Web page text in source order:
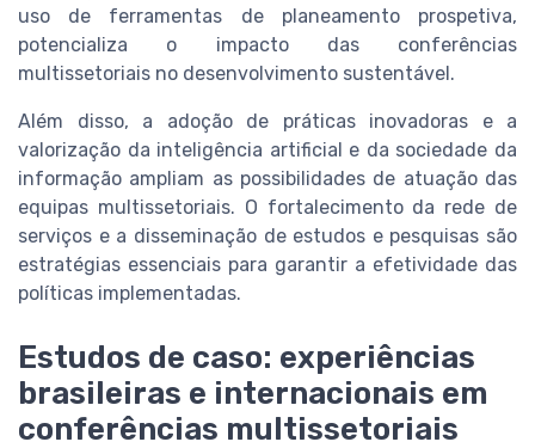
uso de ferramentas de planeamento prospetiva,
potencializa o impacto das conferências
multissetoriais no desenvolvimento sustentável.
Além disso, a adoção de práticas inovadoras e a
valorização da inteligência artificial e da sociedade da
informação ampliam as possibilidades de atuação das
equipas multissetoriais. O fortalecimento da rede de
serviços e a disseminação de estudos e pesquisas são
estratégias essenciais para garantir a efetividade das
políticas implementadas.
Estudos de caso: experiências
brasileiras e internacionais em
conferências multissetoriais